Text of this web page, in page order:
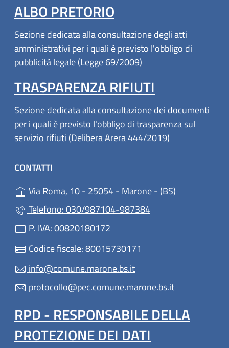
ALBO PRETORIO
Sezione dedicata alla consultazione degli atti
amministrativi per i quali è previsto l'obbligo di
pubblicità legale (Legge 69/2009)
TRASPARENZA RIFIUTI
Sezione dedicata alla consultazione dei documenti
per i quali è previsto l'obbligo di trasparenza sul
servizio rifiuti (Delibera Arera 444/2019)
CONTATTI
Via Roma, 10 - 25054 - Marone - (BS)
Telefono: 030/987104-987384
P. IVA: 00820180172
Codice fiscale: 80015730171
info@comune.marone.bs.it
protocollo@pec.comune.marone.bs.it
RPD - RESPONSABILE DELLA
PROTEZIONE DEI DATI